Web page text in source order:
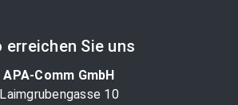
erreichen Sie uns
APA-Comm GmbH
Laimgrubengasse 10